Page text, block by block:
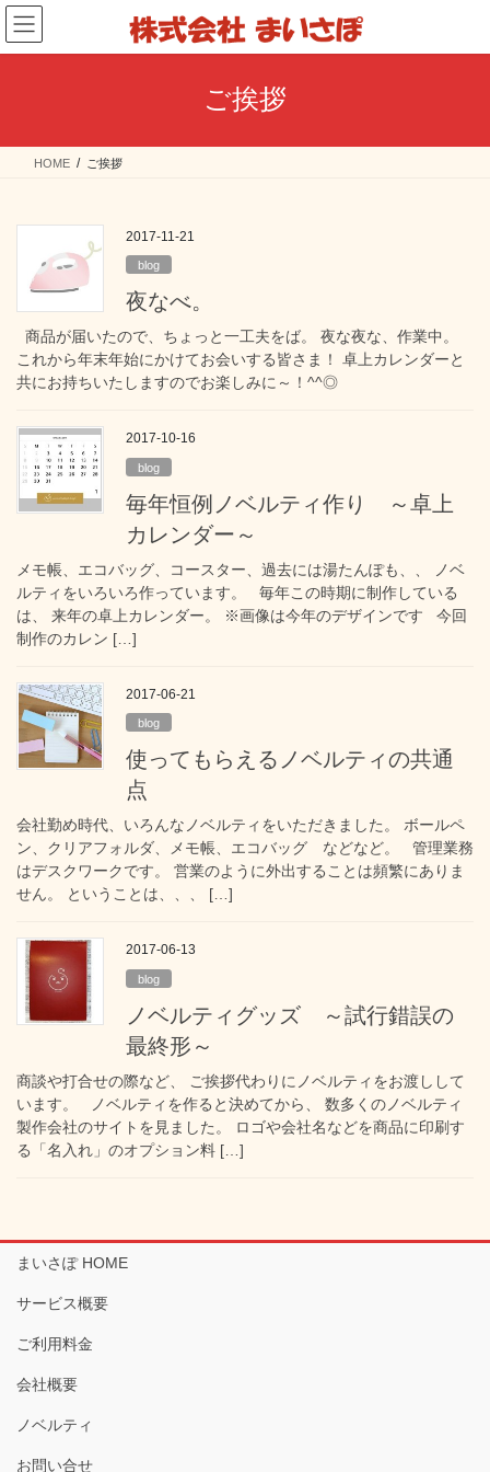
コ
ン
テ
ス
ナ
ビ
ゲ
ン
ご挨拶
HOME ご挨拶
2017-11-21
blog
夜なべ。
商品が届いたので、ちょっと一工夫をば。 夜な夜な、作業中。
これから年末年始にかけてお会いする皆さま！ 卓上カレンダーと
共にお持ちいたしますのでお楽しみに～！^^◎
2017-10-16
blog
毎年恒例ノベルティ作り ～卓上
カレンダー～
メモ帳、エコバッグ、コースター、過去には湯たんぽも、、 ノベ
ルティをいろいろ作っています。 毎年この時期に制作している
は、 来年の卓上カレンダー。 ※画像は今年のデザインです 今回
制作のカレン […]
2017-06-21
blog
使ってもらえるノベルティの共通
点
会社勤め時代、いろんなノベルティをいただきました。 ボールペ
ン、クリアフォルダ、メモ帳、エコバッグ などなど。 管理業務
はデスクワークです。 営業のように外出することは頻繁にありま
せん。 ということは、、、 […]
2017-06-13
blog
ノベルティグッズ ～試行錯誤の
最終形～
商談や打合せの際など、 ご挨拶代わりにノベルティをお渡しして
います。 ノベルティを作ると決めてから、 数多くのノベルティ
製作会社のサイトを見ました。 ロゴや会社名などを商品に印刷す
る「名入れ」のオプション料 […]
まいさぽ HOME
サービス概要
ご利用料金
会社概要
ノベルティ
お問い合せ